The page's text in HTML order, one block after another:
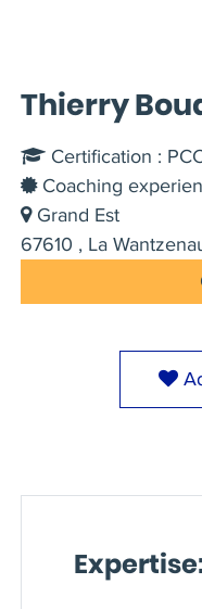
Thierry
Certification :
Coaching
Grand Est
67610 , La